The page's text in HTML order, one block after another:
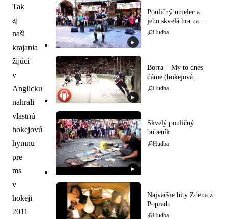
Tak
aj
naši
krajania
žijúci
v
Anglicku
nahrali
vlastnú
hokejovú
hymnu
pre
ms
v
hokeji
2011
▶
Pouličný umelec a
jeho skvelá hra na
gajdy
Hudba
▶
Borra – My to dnes
dáme (hokejová
hymna)
Hudba
▶
Skvelý pouličný
bubeník
Hudba
Najväčšie hity Zdena z
Popradu
Hudba